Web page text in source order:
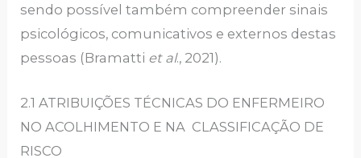
sendo possível também compreender sinais
psicológicos, comunicativos e externos destas
pessoas (Bramatti et al., 2021).
2.1 ATRIBUIÇÕES TÉCNICAS DO ENFERMEIRO
NO ACOLHIMENTO E NA CLASSIFICAÇÃO DE
RISCO